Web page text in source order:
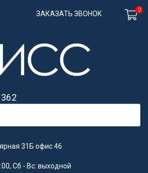
31Б офис 46
Сб - Вс: выходной
ЗАКАЗАТЬ ЗВОНОК 0